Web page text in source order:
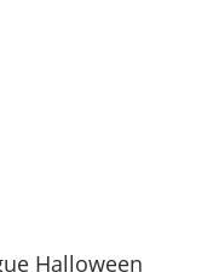
Halloween